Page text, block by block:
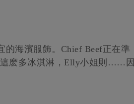
的海濱服飾。Chief Beef正在準
這麽多冰淇淋，Elly小姐則……因